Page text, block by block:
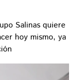
Salinas quiere
hoy mismo, ya